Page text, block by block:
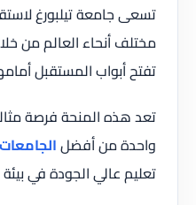
تسعى جامعة تيلبورغ
مختلف أنحاء العالم من
تفتح أبواب المستقبل
تعد هذه المنحة فرصة
واحدة من أفضلالجامعات
تعليم عالي الجودة في